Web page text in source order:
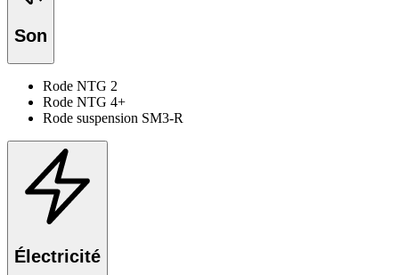
Son
Rode NTG 2
Rode NTG 4+
Rode suspension SM3-R
Électricité